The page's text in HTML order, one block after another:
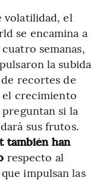
volatilidad, el
se encamina a
semanas,
la subida
recortes de
el crecimiento
si la
sus frutos.
también han
respecto al
impulsan las